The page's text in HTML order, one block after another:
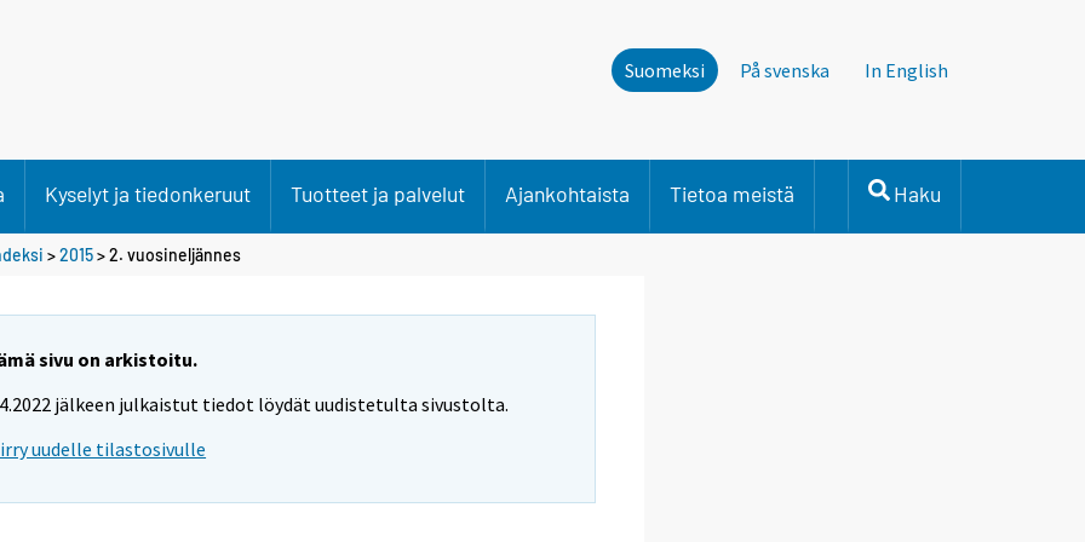
Suomeksi På svenska In English
Kyselyt ja tiedonkeruut Tuotteet ja palvelut Ajankohtaista Tietoa meistä Haku
>2015>2. vuosineljännes
sivu on arkistoitu.
jälkeen julkaistut tiedot löydät uudistetulta sivustolta.
uudelle tilastosivulle